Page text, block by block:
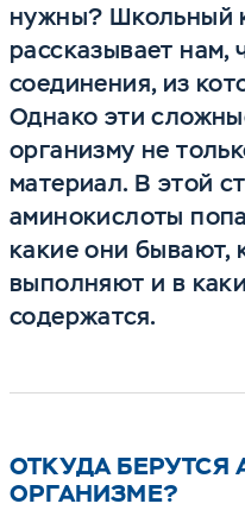
нужны? Школьный
рассказывает нам,
соединения, из
Однако эти
организму не
материал. В этой
аминокислоты
какие они бывают,
выполняют и в
содержатся.
ОТКУДА
ОРГАНИЗМЕ?